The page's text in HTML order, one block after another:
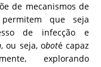
de mecanismos de
que seja
de infecção e
, ou seja, oboté capaz
explorando